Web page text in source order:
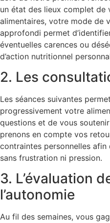
un état des lieux complet de
alimentaires, votre mode de
approfondi permet
éventuelles carences ou
d’action nutritionnel
2. Les
Les séances suivantes
progressivement votre
questions et de vous
prenons en compte vos
contraintes personnelles afin
sans frustration ni pression.
3. L’évaluation
l’autonomie
Au fil des semaines, vous